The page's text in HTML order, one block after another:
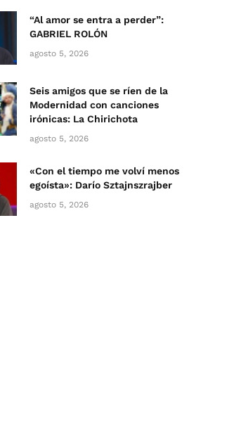
“Al amor se entra a perder”:
GABRIEL ROLÓN
agosto 5, 2026
Seis amigos que se ríen de la
Modernidad con canciones
irónicas: La Chirichota
agosto 5, 2026
«Con el tiempo me volví menos
egoísta»: Darío Sztajnszrajber
agosto 5, 2026